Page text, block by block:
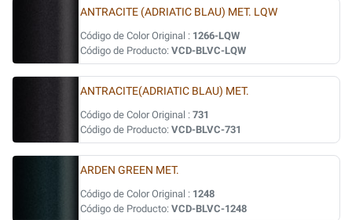
ANTRACITE (ADRIATIC BLAU) MET. LQW
Código de Color Original : 1266-LQW
Código de Producto: VCD-BLVC-LQW
ANTRACITE(ADRIATIC BLAU) MET.
Código de Color Original : 731
Código de Producto: VCD-BLVC-731
ARDEN GREEN MET.
Código de Color Original : 1248
Código de Producto: VCD-BLVC-1248